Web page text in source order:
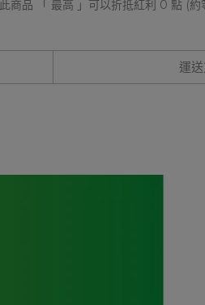
此商品 「 最高 」可以折抵紅利 0 點 (約
運